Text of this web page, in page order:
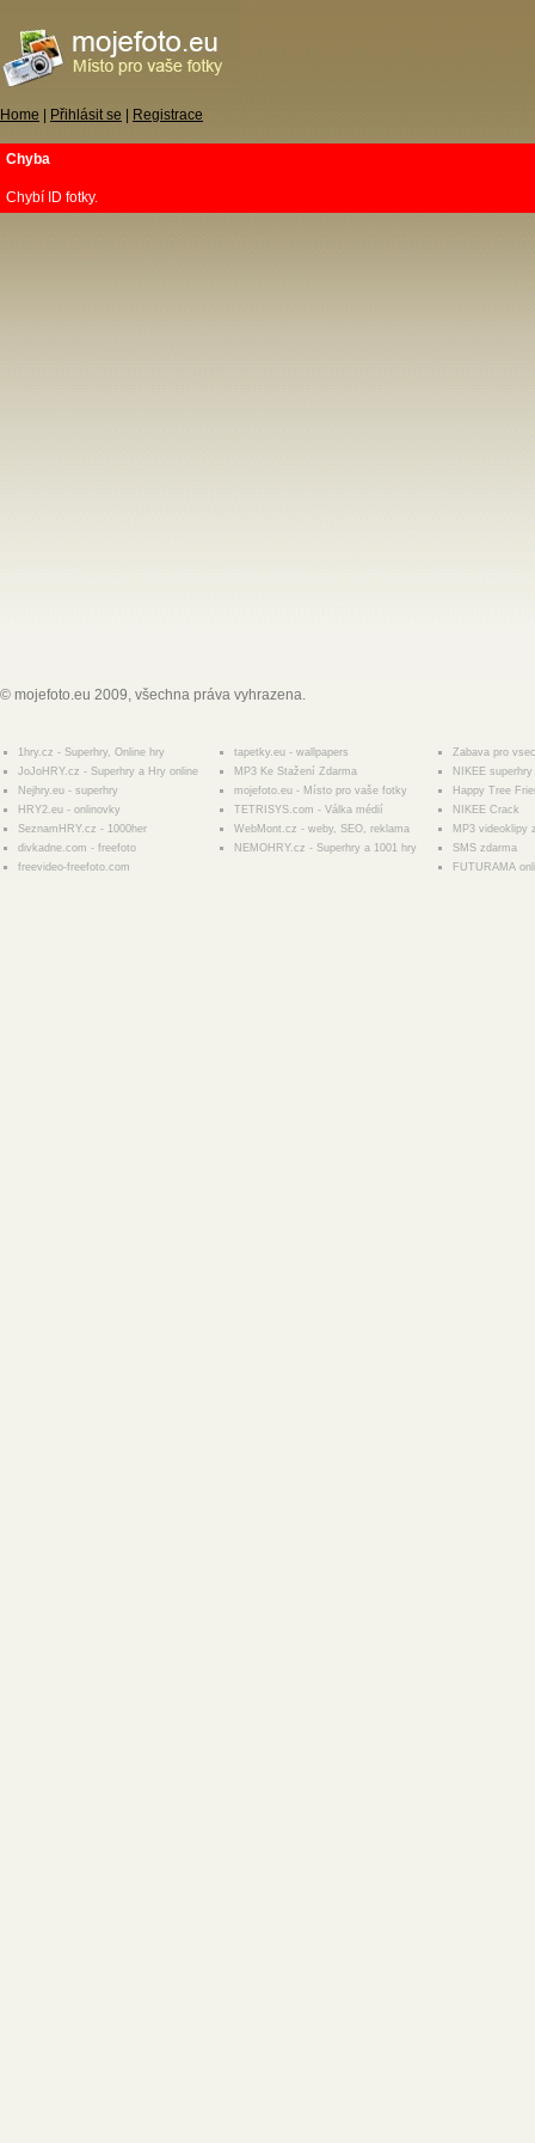
Home Přihlásit se Registrace
Chyba
Chybí ID fotky.
© mojefoto.eu 2009, všechna práva vyhrazena.
1hry.cz - Superhry, Online hry
JoJoHRY.cz - Superhry a Hry online
Nejhry.eu - superhry
HRY2.eu - onlinovky
SeznamHRY.cz - 1000her
divkadne.com - freefoto
freevideo-freefoto.com
tapetky.eu - wallpapers
MP3 Ke Stažení Zdarma
mojefoto.eu - Místo pro vaše fotky
TETRISYS.com - Válka médií
WebMont.cz - weby, SEO, reklama
NEMOHRY.cz - Superhry a 1001 hry
Zabava pro
NIKEE superhry
Happy Tree
NIKEE Crack
MP3 videoklipy
SMS zdarma
FUTURAMA